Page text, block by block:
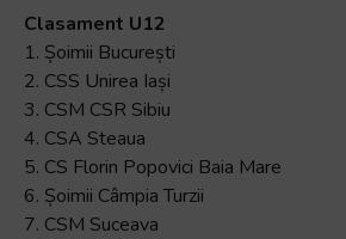
Clasament U12
1. Șoimii București
2. CSS Unirea Iași
3. CSM CSR Sibiu
4. CSA Steaua
5. CS Florin Popovici Baia Mare
6. Șoimii Câmpia Turzii
7. CSM Suceava